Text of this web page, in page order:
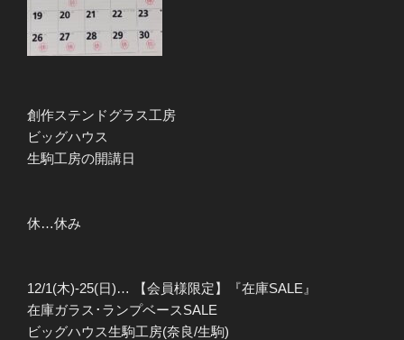
創作ステンドグラス工房
ビッグハウス
生駒工房の開講日
休…休み
12/1(木)-25(日)… 【会員様限定】『在庫SALE』
在庫ガラス･ランプベースSALE
ビッグハウス生駒工房(奈良/生駒)